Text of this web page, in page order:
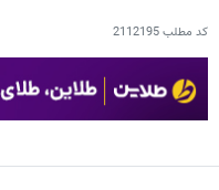
کد مطلب2112195